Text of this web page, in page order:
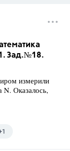
Зад.№18.
измерили
N. Оказалось,